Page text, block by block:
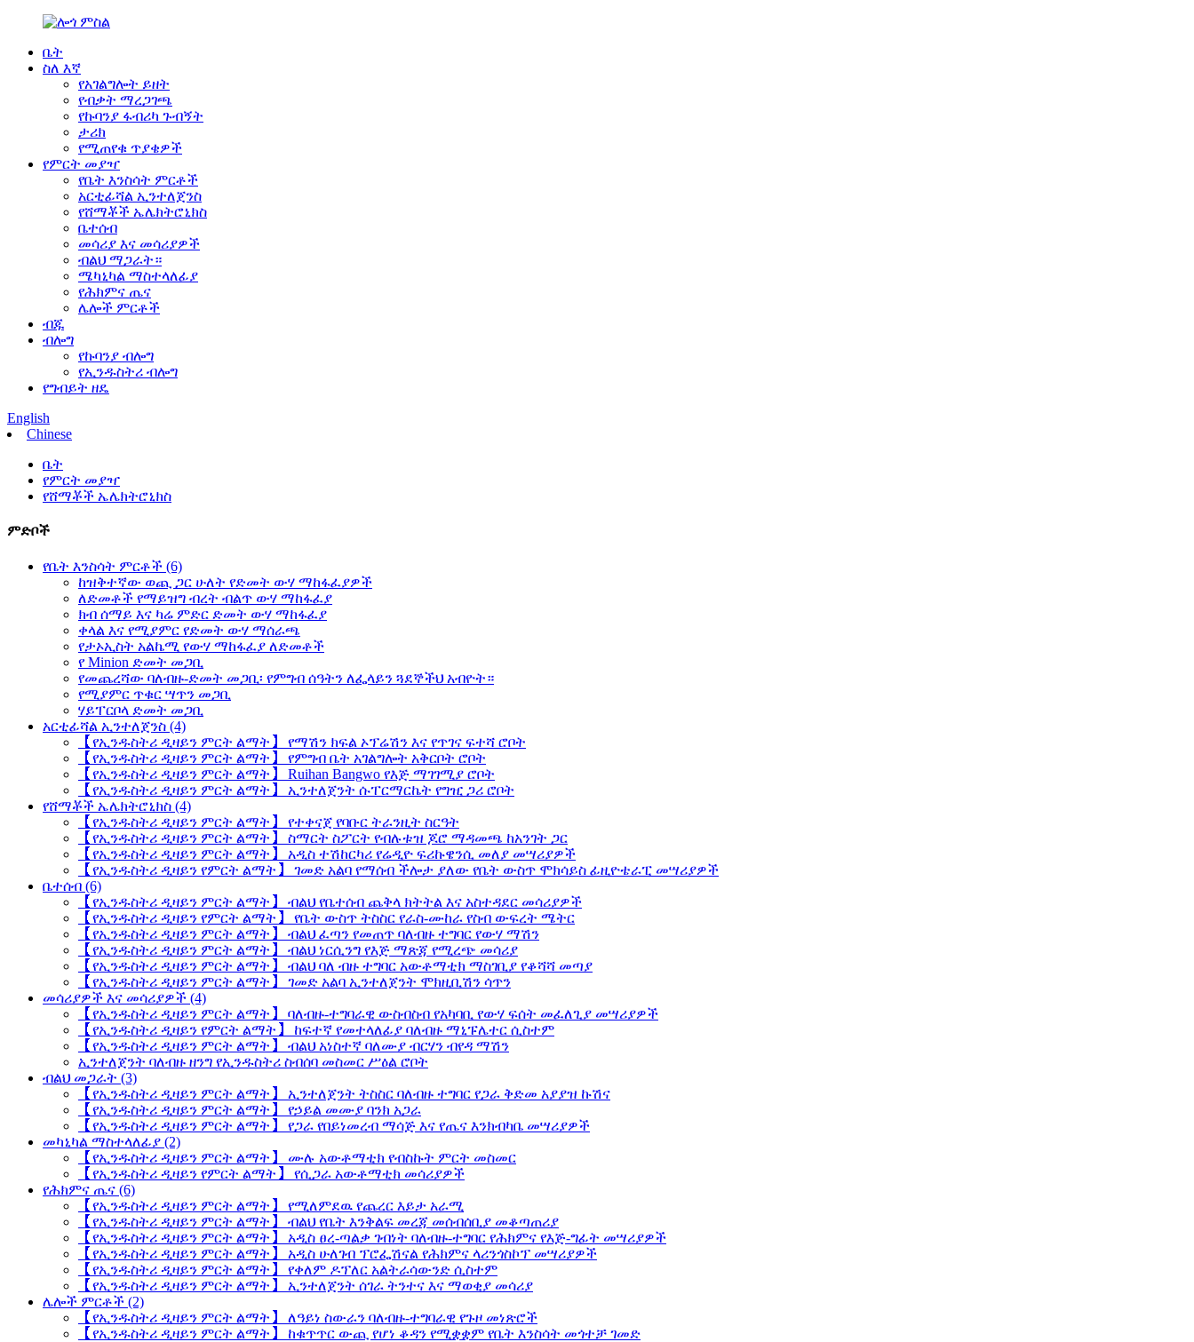
ቤት
ስለ እኛ
የአገልግሎት ይዘት
የብቃት ማረጋገጫ
የኩባንያ ፋብሪካ ጉብኝት
ታሪክ
የሚጠየቁ ጥያቄዎች
የምርት መያዣ
የቤት እንስሳት ምርቶች
አርቲፊሻል ኢንተለጀንስ
የሸማቾች ኤሌክትሮኒክስ
ቤተሰብ
መሳሪያ እና መሳሪያዎች
ብልህ ማጋራት።
ሜካኒካል ማስተላለፊያ
የሕክምና ጤና
ሌሎች ምርቶች
ብጁ
ብሎግ
የኩባንያ ብሎግ
የኢንዱስትሪ ብሎግ
የግብይት ዘዴ
English
Chinese
ቤት
የምርት መያዣ
የሸማቾች ኤሌክትሮኒክስ
ምድቦች
የቤት እንስሳት ምርቶች (6)
ከዝቅተኛው ወጪ ጋር ሁለት የድመት ውሃ ማከፋፈያዎች
ለድመቶች የማይዝግ ብረት ብልጥ ውሃ ማከፋፈያ
ክብ ሰማይ እና ካሬ ምድር ድመት ውሃ ማከፋፈያ
ቀላል እና የሚያምር የድመት ውሃ ማሰራጫ
የታኦኢስት አልኬሚ የውሃ ማከፋፈያ ለድመቶች
የ Minion ድመት መጋቢ
የመጨረሻው ባለብዙ-ድመት መጋቢ፡ የምግብ ሰዓትን ለፌላይን ጓደኞችህ አብዮት።
የሚያምር ጥቁር ሣጥን መጋቢ
ሃይፐርቦላ ድመት መጋቢ
አርቲፊሻል ኢንተለጀንስ (4)
【የኢንዱስትሪ ዲዛይን ምርት ልማት】 የማሽን ክፍል ኦፕሬሽን እና የጥገና ፍተሻ ሮቦት
【የኢንዱስትሪ ዲዛይን ምርት ልማት】 የምግብ ቤት አገልግሎት አቅርቦት ሮቦት
【የኢንዱስትሪ ዲዛይን ምርት ልማት】 Ruihan Bangwo የእጅ ማገገሚያ ሮቦት
【የኢንዱስትሪ ዲዛይን ምርት ልማት】 ኢንተለጀንት ሱፐርማርኬት የግዢ ጋሪ ሮቦት
የሸማቾች ኤሌክትሮኒክስ (4)
【የኢንዱስትሪ ዲዛይን ምርት ልማት】 የተቀናጀ የባቡር ትራንዚት ስርዓት
【የኢንዱስትሪ ዲዛይን ምርት ልማት】 ስማርት ስፖርት የብሉቱዝ ጆሮ ማዳመጫ ከአንገት ጋር
【የኢንዱስትሪ ዲዛይን ምርት ልማት】 አዲስ ተሽከርካሪ የሬዲዮ ፍሪኩዌንሲ መለያ መሣሪያዎች
【የኢንዱስትሪ ዲዛይን የምርት ልማት】 ገመድ አልባ የማሰብ ችሎታ ያለው የቤት ውስጥ ሞክሳይስ ፊዚዮቴራፒ መሣሪያዎች
ቤተሰብ (6)
【የኢንዱስትሪ ዲዛይን ምርት ልማት】 ብልህ የቤተሰብ ጨቅላ ክትትል እና አስተዳደር መሳሪያዎች
【የኢንዱስትሪ ዲዛይን የምርት ልማት】 የቤት ውስጥ ትስስር የራስ-ሙከራ የስብ ውፍረት ሜትር
【የኢንዱስትሪ ዲዛይን ምርት ልማት】 ብልህ ፈጣን የመጠጥ ባለብዙ ተግባር የውሃ ማሽን
【የኢንዱስትሪ ዲዛይን ምርት ልማት】 ብልህ ነርሲንግ የእጅ ማጽጃ የሚረጭ መሳሪያ
【የኢንዱስትሪ ዲዛይን ምርት ልማት】 ብልህ ባለ ብዙ ተግባር አውቶማቲክ ማስገቢያ የቆሻሻ መጣያ
【የኢንዱስትሪ ዲዛይን ምርት ልማት】 ገመድ አልባ ኢንተለጀንት ሞክዚቢሽን ሳጥን
መሳሪያዎች እና መሳሪያዎች (4)
【የኢንዱስትሪ ዲዛይን ምርት ልማት】 ባለብዙ-ተግባራዊ ውስብስብ የአካባቢ የውሃ ፍሰት መፈለጊያ መሣሪያዎች
【የኢንዱስትሪ ዲዛይን የምርት ልማት】 ከፍተኛ የመተላለፊያ ባለብዙ ማኒፑሌተር ሲስተም
【የኢንዱስትሪ ዲዛይን ምርት ልማት】 ብልህ አነስተኛ ባለሙያ ብርሃን ብየዳ ማሽን
ኢንተለጀንት ባለብዙ ዘንግ የኢንዱስትሪ ስብሰባ መስመር ሥዕል ሮቦት
ብልህ መጋራት (3)
【የኢንዱስትሪ ዲዛይን ምርት ልማት】 ኢንተለጀንት ትስስር ባለብዙ ተግባር የጋራ ቅድመ አያያዝ ኩሽና
【የኢንዱስትሪ ዲዛይን ምርት ልማት】 የኃይል መሙያ ባንክ አጋራ
【የኢንዱስትሪ ዲዛይን ምርት ልማት】 የጋራ የበይነመረብ ማሳጅ እና የጤና እንክብካቤ መሣሪያዎች
መካኒካል ማስተላለፊያ (2)
【የኢንዱስትሪ ዲዛይን ምርት ልማት】 ሙሉ አውቶማቲክ የብስኩት ምርት መስመር
【የኢንዱስትሪ ዲዛይን የምርት ልማት】 የሲጋራ አውቶማቲክ መሳሪያዎች
የሕክምና ጤና (6)
【የኢንዱስትሪ ዲዛይን ምርት ልማት】 የሚለምደዉ የጨረር እይታ አራሚ
【የኢንዱስትሪ ዲዛይን ምርት ልማት】 ብልህ የቤት እንቅልፍ መረጃ መሰብሰቢያ መቆጣጠሪያ
【የኢንዱስትሪ ዲዛይን ምርት ልማት】 አዲስ ፀረ-ጣልቃ ገብነት ባለብዙ-ተግባር የሕክምና የእጅ-ግፊት መሣሪያዎች
【የኢንዱስትሪ ዲዛይን ምርት ልማት】 አዲስ ሁለገብ ፕሮፌሽናል የሕክምና ላሪንጎስኮፕ መሣሪያዎች
【የኢንዱስትሪ ዲዛይን ምርት ልማት】 የቀለም ዶፕለር አልትራሳውንድ ሲስተም
【የኢንዱስትሪ ዲዛይን ምርት ልማት】 ኢንተለጀንት ሰገራ ትንተና እና ማወቂያ መሳሪያ
ሌሎች ምርቶች (2)
【የኢንዱስትሪ ዲዛይን ምርት ልማት】 ለዓይነ ስውራን ባለብዙ-ተግባራዊ የጉዞ መነጽሮች
【የኢንዱስትሪ ዲዛይን ምርት ልማት】 ከቁጥጥር ውጪ የሆነ ቆዳን የሚቋቋም የቤት እንስሳት መጎተቻ ገመድ